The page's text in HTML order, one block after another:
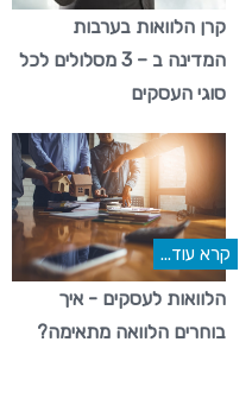
קרן הלוואות בערבות
המדינה ב – 3 מסלולים לכל
סוגי העסקים
קרא עוד...
הלוואות לעסקים - איך
בוחרים הלוואה מתאימה?